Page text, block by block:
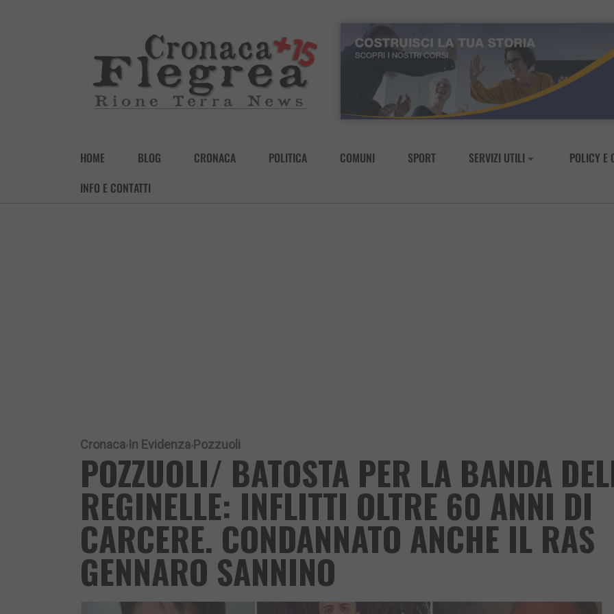
HOME BLOG CRONACA POLITICA COMUNI SPORT SERVIZI UTILI
POLICY E
INFO E CONTATTI
Cronaca In Evidenza Pozzuoli
POZZUOLI/ BATOSTA PER LA BANDA
REGINELLE: INFLITTI OLTRE 60 ANNI DI
CARCERE. CONDANNATO ANCHE IL RAS
GENNARO SANNINO